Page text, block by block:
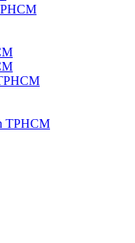
TPHCM